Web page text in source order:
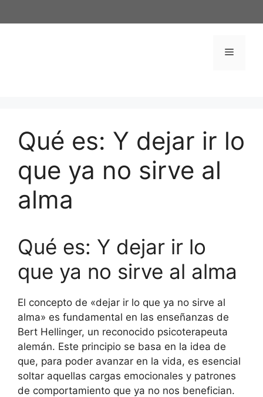
al
Menú
Qué es: Y dejar ir lo
que ya no sirve al
alma
Qué es: Y dejar ir lo
que ya no sirve al alma
El concepto de «dejar ir lo que ya no sirve al
alma» es fundamental en las enseñanzas de
Bert Hellinger, un reconocido psicoterapeuta
alemán. Este principio se basa en la idea de
que, para poder avanzar en la vida, es esencial
soltar aquellas cargas emocionales y patrones
de comportamiento que ya no nos benefician.